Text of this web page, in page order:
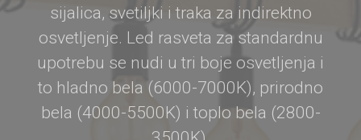
sijalica, svetiljki i traka za indirektno
osvetljenje. Led rasveta za standardnu
upotrebu se nudi u tri boje osvetljenja i
to hladno bela (6000-7000K), prirodno
bela (4000-5500K) i toplo bela (2800-